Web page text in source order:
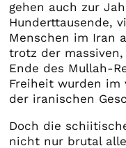
gehen auch zur
Hunderttausende,
Menschen im Iran
trotz der
Ende des Mullah-
Freiheit wurden im
der iranischen
Doch die
nicht nur brutal